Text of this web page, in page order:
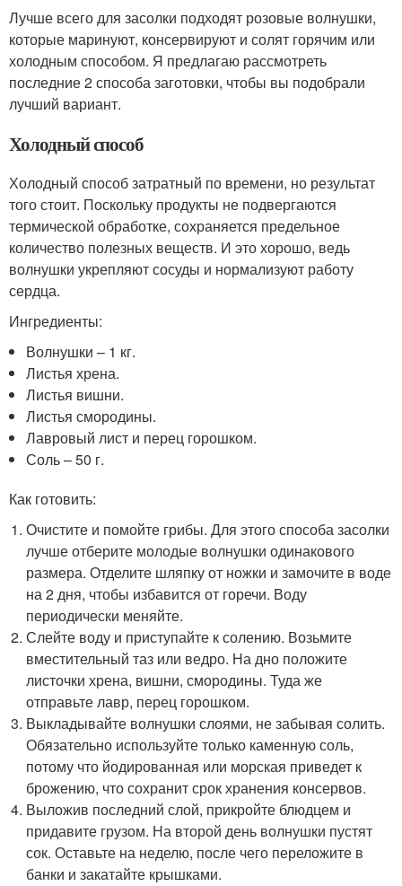
Лучше всего для засолки подходят розовые волнушки,
которые маринуют, консервируют и солят горячим или
холодным способом. Я предлагаю рассмотреть
последние 2 способа заготовки, чтобы вы подобрали
лучший вариант.
Холодный способ
Холодный способ затратный по времени, но результат
того стоит. Поскольку продукты не подвергаются
термической обработке, сохраняется предельное
количество полезных веществ. И это хорошо, ведь
волнушки укрепляют сосуды и нормализуют работу
сердца.
Ингредиенты:
Волнушки – 1 кг.
Листья хрена.
Листья вишни.
Листья смородины.
Лавровый лист и перец горошком.
Соль – 50 г.
Как готовить:
Очистите и помойте грибы. Для этого способа засолки
лучше отберите молодые волнушки одинакового
размера. Отделите шляпку от ножки и замочите в воде
на 2 дня, чтобы избавится от горечи. Воду
периодически меняйте.
Слейте воду и приступайте к солению. Возьмите
вместительный таз или ведро. На дно положите
листочки хрена, вишни, смородины. Туда же
отправьте лавр, перец горошком.
Выкладывайте волнушки слоями, не забывая солить.
Обязательно используйте только каменную соль,
потому что йодированная или морская приведет к
брожению, что сохранит срок хранения консервов.
Выложив последний слой, прикройте блюдцем и
придавите грузом. На второй день волнушки пустят
сок. Оставьте на неделю, после чего переложите в
банки и закатайте крышками.